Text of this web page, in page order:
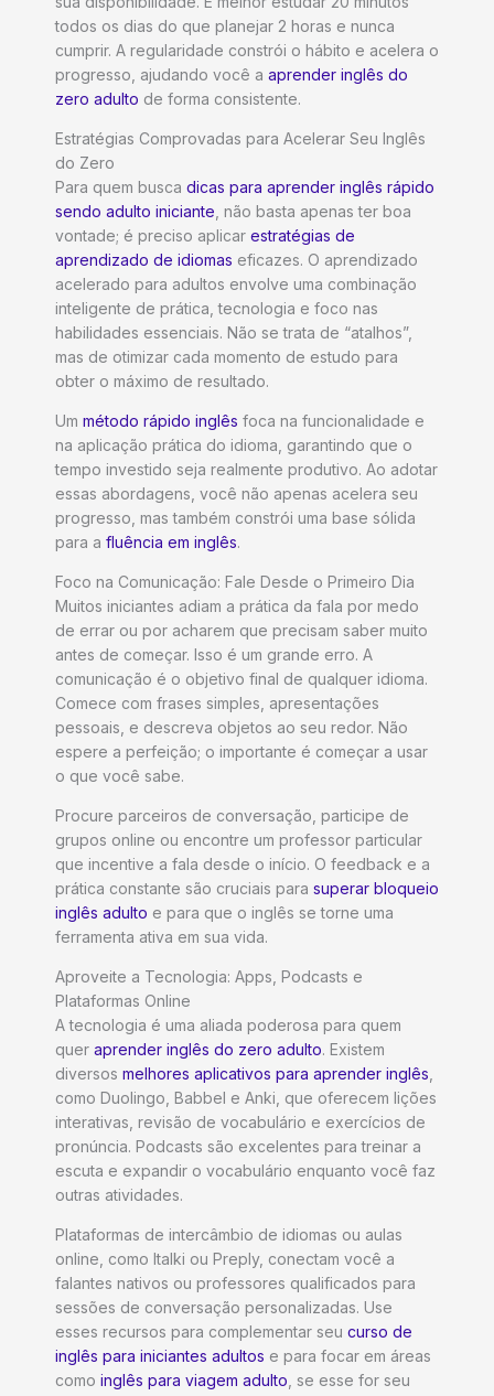
todos os dias do que planejar 2 horas e nunca
cumprir. A regularidade constrói o hábito e acelera o
progresso, ajudando você a aprender inglês do
zero adulto de forma consistente.
Estratégias Comprovadas para Acelerar Seu Inglês
do Zero
Para quem busca dicas para aprender inglês rápido
sendo adulto iniciante, não basta apenas ter boa
vontade; é preciso aplicar estratégias de
aprendizado de idiomas eficazes. O aprendizado
acelerado para adultos envolve uma combinação
inteligente de prática, tecnologia e foco nas
habilidades essenciais. Não se trata de “atalhos”,
mas de otimizar cada momento de estudo para
obter o máximo de resultado.
Um método rápido inglês foca na funcionalidade e
na aplicação prática do idioma, garantindo que o
tempo investido seja realmente produtivo. Ao adotar
essas abordagens, você não apenas acelera seu
progresso, mas também constrói uma base sólida
para a fluência em inglês.
Foco na Comunicação: Fale Desde o Primeiro Dia
Muitos iniciantes adiam a prática da fala por medo
de errar ou por acharem que precisam saber muito
antes de começar. Isso é um grande erro. A
comunicação é o objetivo final de qualquer idioma.
Comece com frases simples, apresentações
pessoais, e descreva objetos ao seu redor. Não
espere a perfeição; o importante é começar a usar
o que você sabe.
Procure parceiros de conversação, participe de
grupos online ou encontre um professor particular
que incentive a fala desde o início. O feedback e a
prática constante são cruciais para superar bloqueio
inglês adulto e para que o inglês se torne uma
ferramenta ativa em sua vida.
Aproveite a Tecnologia: Apps, Podcasts e
Plataformas Online
A tecnologia é uma aliada poderosa para quem
quer aprender inglês do zero adulto. Existem
diversos melhores aplicativos para aprender inglês,
como Duolingo, Babbel e Anki, que oferecem lições
interativas, revisão de vocabulário e exercícios de
pronúncia. Podcasts são excelentes para treinar a
escuta e expandir o vocabulário enquanto você faz
outras atividades.
Plataformas de intercâmbio de idiomas ou aulas
online, como Italki ou Preply, conectam você a
falantes nativos ou professores qualificados para
sessões de conversação personalizadas. Use
esses recursos para complementar seu curso de
inglês para iniciantes adultos e para focar em áreas
como inglês para viagem adulto, se esse for seu